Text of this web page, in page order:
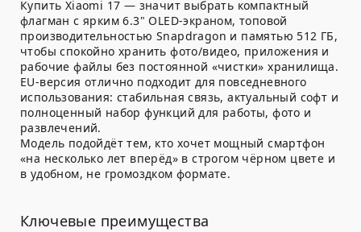
Купить Xiaomi 17 — значит выбрать компактный
флагман с ярким 6.3" OLED-экраном, топовой
производительностью Snapdragon и памятью 512 ГБ,
чтобы спокойно хранить фото/видео, приложения и
рабочие файлы без постоянной «чистки» хранилища.
EU-версия отлично подходит для повседневного
использования: стабильная связь, актуальный софт и
полноценный набор функций для работы, фото и
развлечений.
Модель подойдёт тем, кто хочет мощный смартфон
«на несколько лет вперёд» в строгом чёрном цвете и
в удобном, не громоздком формате.
Ключевые преимущества